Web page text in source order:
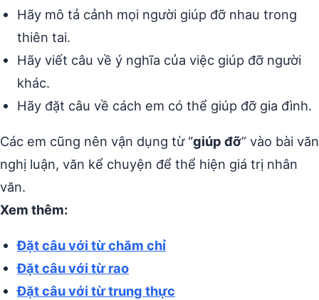
Hãy mô tả cảnh mọi người giúp đỡ nhau trong
thiên tai.
Hãy viết câu về ý nghĩa của việc giúp đỡ người
khác.
Hãy đặt câu về cách em có thể giúp đỡ gia đình.
Các em cũng nên vận dụng từ “giúp đỡ” vào bài văn
nghị luận, văn kể chuyện để thể hiện giá trị nhân
văn.
Xem thêm:
Đặt câu với từ chăm chỉ
Đặt câu với từ rao
Đặt câu với từ trung thực